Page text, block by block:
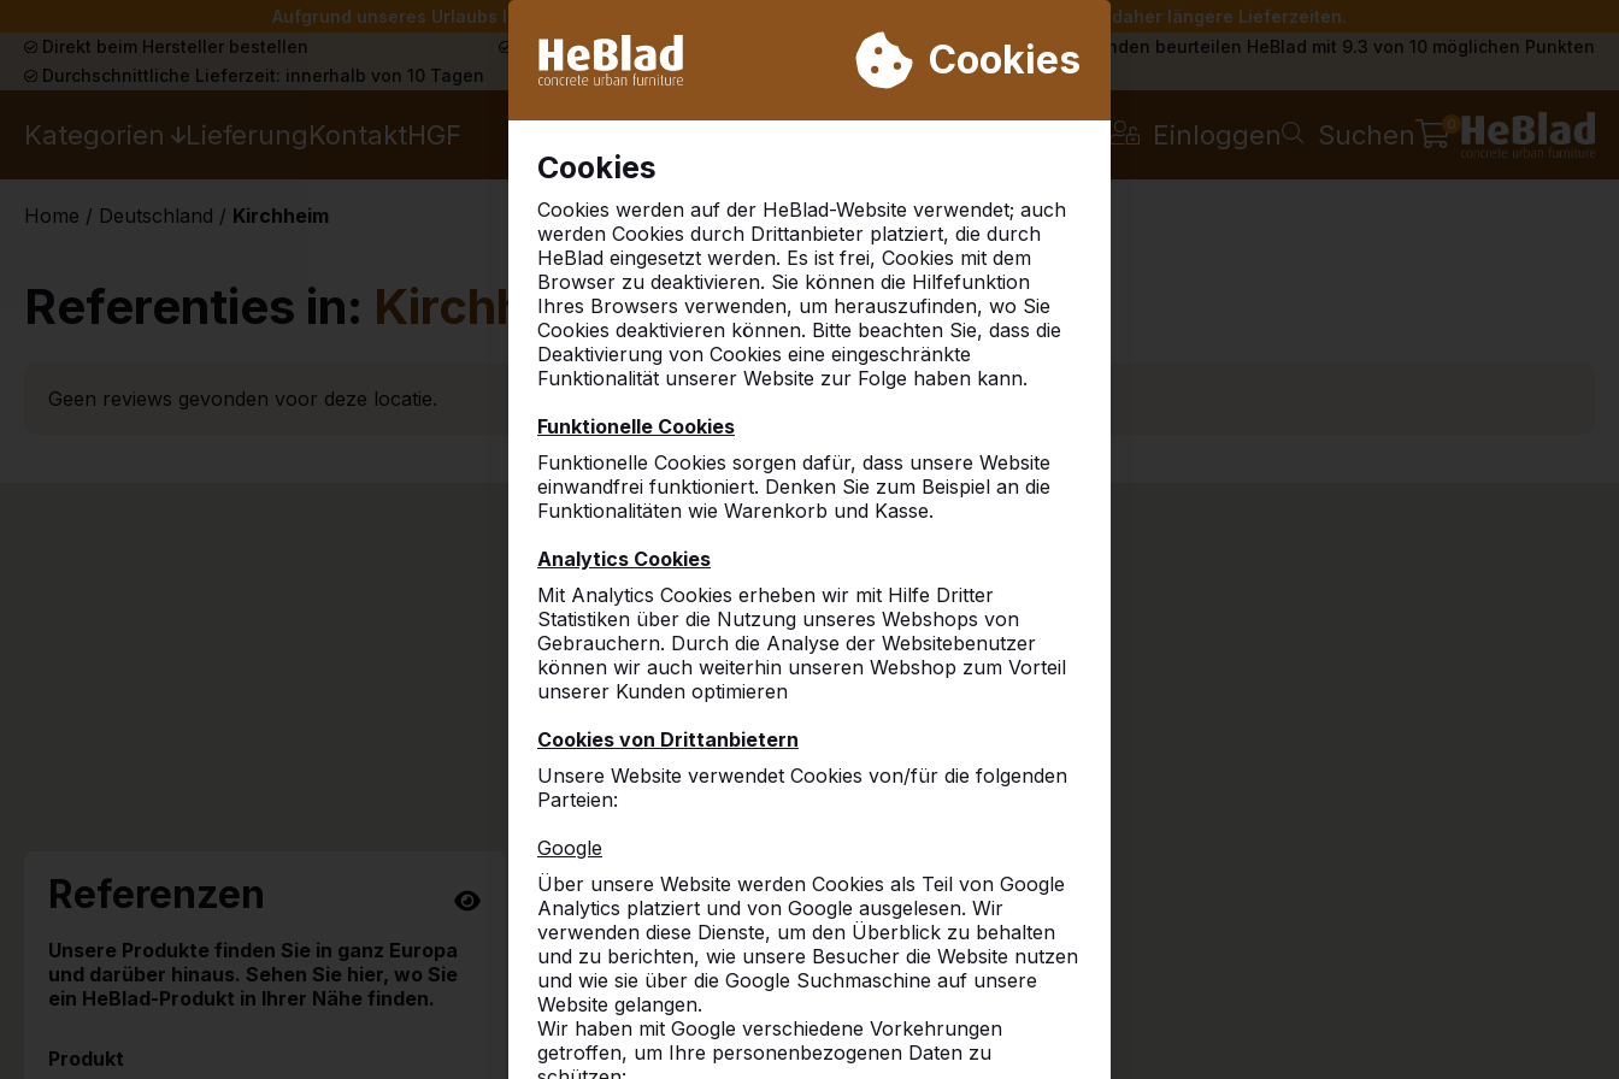
Aufgrund unseres Urlaubs liefern wir von Woche 31 bis Woche 33 nicht. Bitte berücksichtigen Sie daher längere Lieferzeiten.
Cookies
Cookies
Cookies werden auf der HeBlad-Website verwendet; auch
werden Cookies durch Drittanbieter platziert, die durch
HeBlad eingesetzt werden. Es ist frei, Cookies mit dem
Browser zu deaktivieren. Sie können die Hilfefunktion
Ihres Browsers verwenden, um herauszufinden, wo Sie
Cookies deaktivieren können. Bitte beachten Sie, dass die
Deaktivierung von Cookies eine eingeschränkte
Funktionalität unserer Website zur Folge haben kann.
Funktionelle Cookies
Funktionelle Cookies sorgen dafür, dass unsere Website
einwandfrei funktioniert. Denken Sie zum Beispiel an die
Funktionalitäten wie Warenkorb und Kasse.
Analytics Cookies
Mit Analytics Cookies erheben wir mit Hilfe Dritter
Statistiken über die Nutzung unseres Webshops von
Gebrauchern. Durch die Analyse der Websitebenutzer
können wir auch weiterhin unseren Webshop zum Vorteil
unserer Kunden optimieren
Cookies von Drittanbietern
Unsere Website verwendet Cookies von/für die folgenden
Parteien:
Google
Über unsere Website werden Cookies als Teil von Google
Analytics platziert und von Google ausgelesen. Wir
verwenden diese Dienste, um den Überblick zu behalten
und zu berichten, wie unsere Besucher die Website nutzen
und wie sie über die Google Suchmaschine auf unsere
Website gelangen.
Wir haben mit Google verschiedene Vorkehrungen
getroffen, um Ihre personenbezogenen Daten zu
Direkt beim Hersteller bestellen Schon mehr als 30.000 Produkten verkauft
Kunden beurteilen HeBlad mit 9.3 von 10 möglichen Punkten
Durchschnittliche Lieferzeit: innerhalb von 10 Tagen
Kategorien LieferungKontaktHGF Einloggen Suchen 0
Home / Deutschland / Kirchheim
Referenties in: Kirchheim
Geen reviews gevonden voor deze locatie.
Referenzen
Unsere Produkte finden Sie in ganz Europa
und darüber hinaus. Sehen Sie hier, wo Sie
ein HeBlad-Produkt in Ihrer Nähe finden.
Produkt